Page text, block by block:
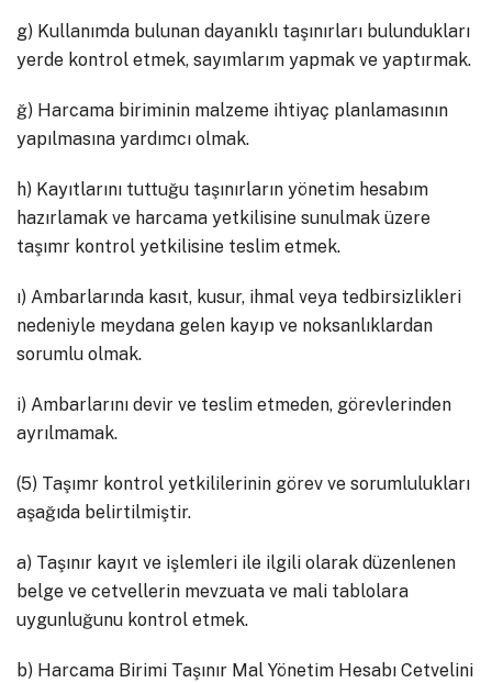
g) Kullanımda bulunan dayanıklı taşınırları bulundukları
yerde kontrol etmek, sayımlarım yapmak ve yaptırmak.
ğ) Harcama biriminin malzeme ihtiyaç planlamasının
yapılmasına yardımcı olmak.
h) Kayıtlarını tuttuğu taşınırların yönetim hesabım
hazırlamak ve harcama yetkilisine sunulmak üzere
taşımr kontrol yetkilisine teslim etmek.
ı) Ambarlarında kasıt, kusur, ihmal veya tedbirsizlikleri
nedeniyle meydana gelen kayıp ve noksanlıklardan
sorumlu olmak.
i) Ambarlarını devir ve teslim etmeden, görevlerinden
ayrılmamak.
(5) Taşımr kontrol yetkililerinin görev ve sorumlulukları
aşağıda belirtilmiştir.
a) Taşınır kayıt ve işlemleri ile ilgili olarak düzenlenen
belge ve cetvellerin mevzuata ve mali tablolara
uygunluğunu kontrol etmek.
b) Harcama Birimi Taşınır Mal Yönetim Hesabı Cetvelini